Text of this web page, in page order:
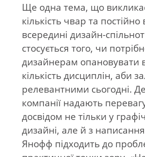
Ще одна тема, що
кількість чвар та
всередині дизайн-
стосується того, чи
дизайнерам опановувати
кількість дисциплін, аби
релевантними сьогодні.
компанії надають
досвідом не тільки у
дизайні, але й з
Янофф підходить до